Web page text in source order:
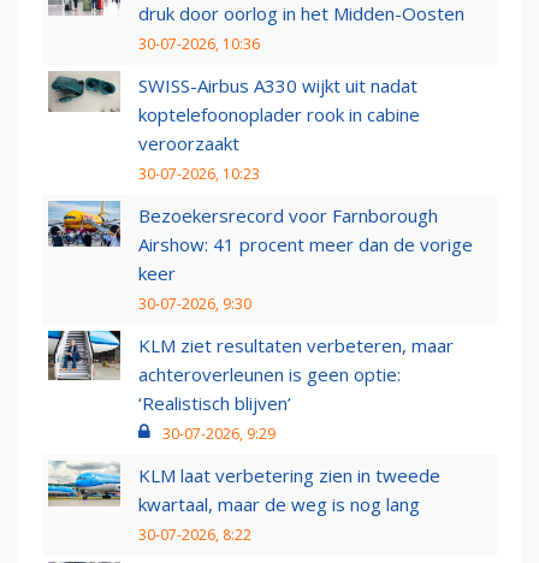
druk door oorlog in het Midden-Oosten
30-07-2026, 10:36
SWISS-Airbus A330 wijkt uit nadat
koptelefoonoplader rook in cabine
veroorzaakt
30-07-2026, 10:23
Bezoekersrecord voor Farnborough
Airshow: 41 procent meer dan de vorige
keer
30-07-2026, 9:30
KLM ziet resultaten verbeteren, maar
achteroverleunen is geen optie:
‘Realistisch blijven’
30-07-2026, 9:29
KLM laat verbetering zien in tweede
kwartaal, maar de weg is nog lang
30-07-2026, 8:22